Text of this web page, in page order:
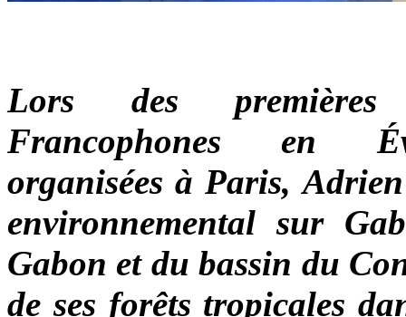
Lors des premières
Francophones en
organisées à Paris,
environnemental sur
Gabon et du bassin du
de ses forêts tropicales